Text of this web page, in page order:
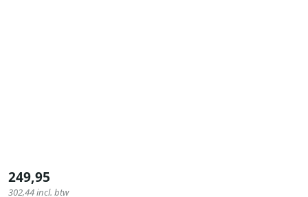
249,95
302,44incl. btw